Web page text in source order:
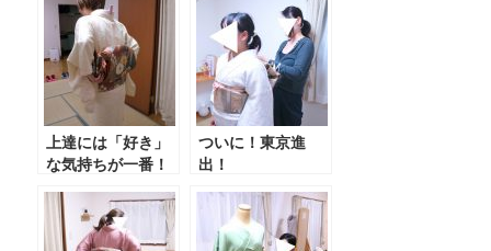
上達には「好き」
な気持ちが一番！
ついに！東京進
出！